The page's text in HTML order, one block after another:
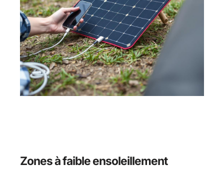
Zones à faible ensoleillement